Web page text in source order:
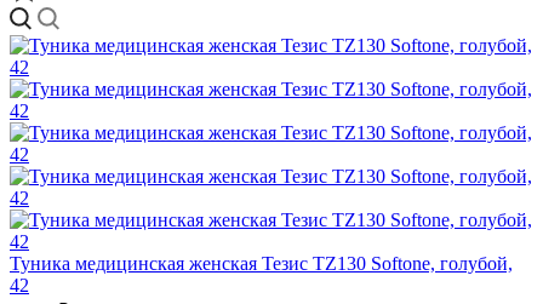
Туника медицинская женская Тезис TZ130 Softone, голубой,
42